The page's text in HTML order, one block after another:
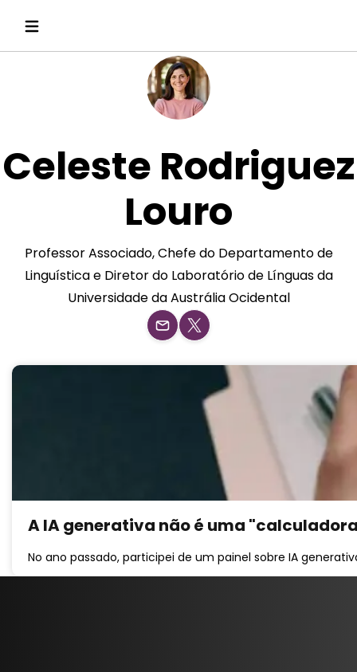
Celeste Rodriguez
Louro
Professor Associado, Chefe do Departamento de
Linguística e Diretor do Laboratório de Línguas da
Universidade da Austrália Ocidental
A IA generativa não é uma
No ano passado, participei de um painel sobre IA